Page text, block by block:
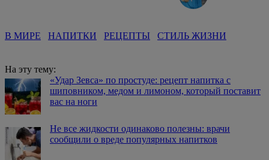
В МИРЕ НАПИТКИ РЕЦЕПТЫ СТИЛЬ ЖИЗНИ
На эту тему:
«Удар Зевса» по простуде: рецепт напитка с
шиповником, медом и лимоном, который поставит
вас на ноги
Не все жидкости одинаково полезны: врачи
сообщили о вреде популярных напитков